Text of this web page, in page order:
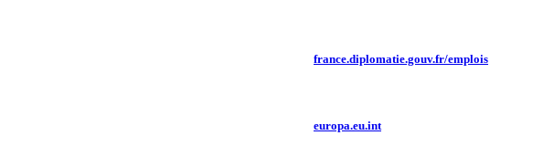
france.diplomatie.gouv.fr/emplois
europa.eu.int